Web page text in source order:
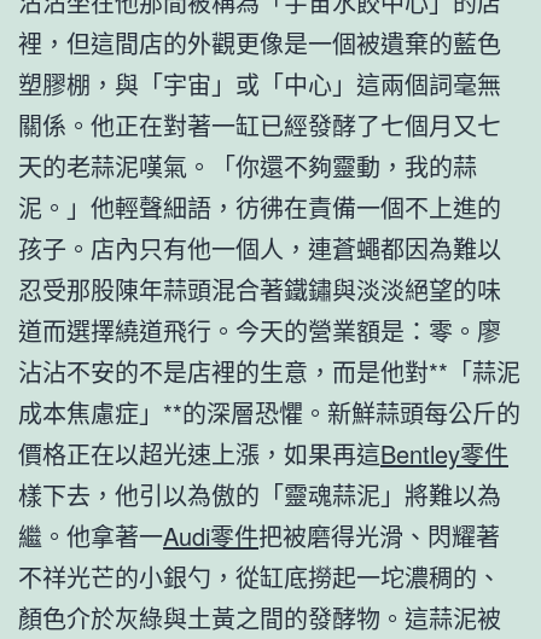
裡，但這間店的外觀更像是一個被遺棄的藍色
塑膠棚，與「宇宙」或「中心」這兩個詞毫無
關係。他正在對著一缸已經發酵了七個月又七
天的老蒜泥嘆氣。「你還不夠靈動，我的蒜
泥。」他輕聲細語，彷彿在責備一個不上進的
孩子。店內只有他一個人，連蒼蠅都因為難以
忍受那股陳年蒜頭混合著鐵鏽與淡淡絕望的味
道而選擇繞道飛行。今天的營業額是：零。廖
沾沾不安的不是店裡的生意，而是他對**「蒜泥
成本焦慮症」**的深層恐懼。新鮮蒜頭每公斤的
價格正在以超光速上漲，如果再這Bentley零件
樣下去，他引以為傲的「靈魂蒜泥」將難以為
繼。他拿著一Audi零件把被磨得光滑、閃耀著
不祥光芒的小銀勺，從缸底撈起一坨濃稠的、
顏色介於灰綠與土黃之間的發酵物。這蒜泥被